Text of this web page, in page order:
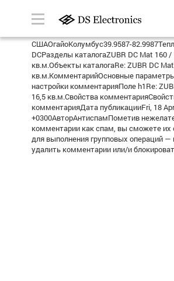
СШАОгайоКолумбус39.9587-
DCРазделы каталогаZUBR DC Mat 160 /
кв.м.Объекты каталогаRe: ZUBR DC
кв.м.КомментарийОсновные
настройки комментарияПоле h1Re:
16,5 кв.м.Свойства
комментарияДата публикацииFri, 18
+0300АвторАнтиспамПометив
комментарии как спам, вы сможете их
для выполнения групповых операций —
удалить комментарии или/и